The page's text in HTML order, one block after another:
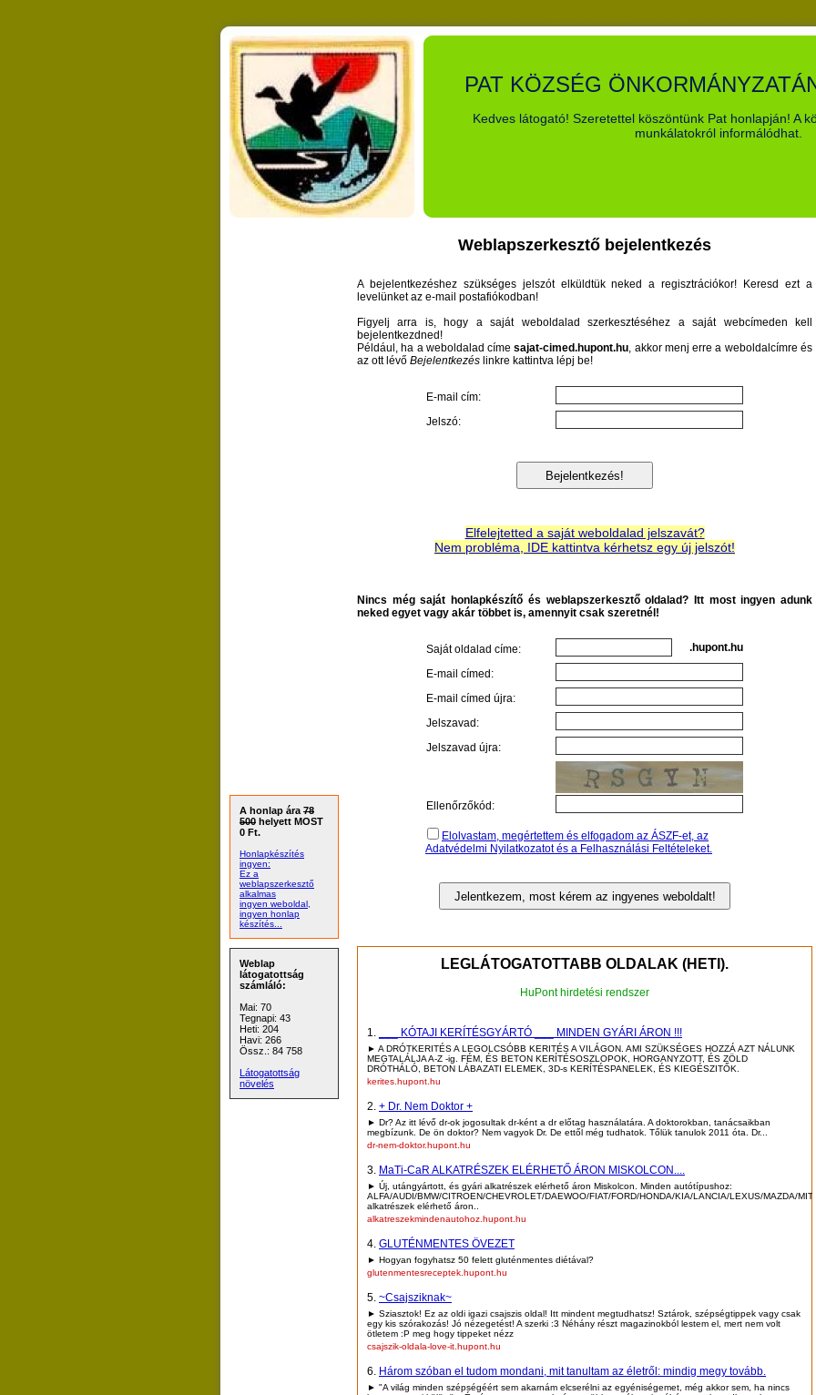
PAT KÖZSÉG
Kedves látogató! Szeretettel köszöntünk Pat honlapján! A
munkálatokról informálódhat.
Weblapszerkesztő bejelentkezés
A bejelentkezéshez szükséges jelszót elküldtük neked a regisztrációkor! Keresd ezt a
levelünket az e-mail postafiókodban!
Figyelj arra is, hogy a saját weboldalad szerkesztéséhez a saját webcímeden kell
bejelentkezdned!
Például, ha a weboldalad címesajat-cimed.hupont.hu, akkor menj erre a weboldalcímre és
az ott lévő Bejelentkezés linkre kattintva lépj be!
E-mail cím:
Jelszó:
Elfelejtetted a saját weboldalad jelszavát?
Nem probléma, IDE kattintva kérhetsz egy új jelszót!
Nincs még saját honlapkészítő és weblapszerkesztő oldalad? Itt most ingyen adunk
neked egyet vagy akár többet is, amennyit csak szeretnél!
Saját oldalad címe: .hupont.hu
E-mail címed:
E-mail címed újra:
Jelszavad:
Jelszavad újra:
Ellenőrzőkód:
Elolvastam, megértettem és elfogadom az ÁSZF-et, az
Adatvédelmi Nyilatkozatot és a Felhasználási Feltételeket.
LEGLÁTOGATOTTABB OLDALAK (HETI).
HuPont hirdetési rendszer
1. ___ KÓTAJI KERÍTÉSGYÁRTÓ ___ MINDEN GYÁRI ÁRON !!!
► A DRÓTKERITÉS A LEGOLCSÓBB KERITÉS A VILÁGON. AMI SZÜKSÉGES HOZZÁ AZT NÁLUNK
MEGTALÁLJA A-Z -ig. FÉM, ÉS BETON KERÍTÉSOSZLOPOK, HORGANYZOTT, ÉS ZÖLD
DRÓTHÁLÓ, BETON LÁBAZATI ELEMEK, 3D-s KERÍTÉSPANELEK, ÉS KIEGÉSZITŐK.
kerites.hupont.hu
2. + Dr. Nem Doktor +
► Dr? Az itt lévő dr-ok jogosultak dr-ként a dr előtag használatára. A doktorokban, tanácsaikban
megbízunk. De ön doktor? Nem vagyok Dr. De ettől még tudhatok. Tőlük tanulok 2011 óta. Dr...
dr-nem-doktor.hupont.hu
3. MaTi-CaR ALKATRÉSZEK ELÉRHETŐ ÁRON MISKOLCON....
► Új, utángyártott, és gyári alkatrészek elérhető áron Miskolcon. Minden autótípushoz:
ALFA/AUDI/BMW/CITROEN/CHEVROLET/DAEWOO/FIAT/FORD/HONDA/KIA/LANCIA/LEXUS/MAZDA/
alkatrészek elérhető áron..
alkatreszekmindenautohoz.hupont.hu
4. GLUTÉNMENTES ÖVEZET
► Hogyan fogyhatsz 50 felett gluténmentes diétával?
glutenmentesreceptek.hupont.hu
5. ~Csajsziknak~
► Sziasztok! Ez az oldi igazi csajszis oldal! Itt mindent megtudhatsz! Sztárok, szépségtippek vagy csak
egy kis szórakozás! Jó nézegetést! A szerki :3 Néhány részt magazinokból lestem el, mert nem volt
ötletem :P meg hogy tippeket nézz
csajszik-oldala-love-it.hupont.hu
6. Három szóban el tudom mondani, mit tanultam az életről: mindig megy tovább.
► "A világ minden szépségéért sem akarnám elcserélni az egyéniségemet, még akkor sem, ha nincs
A honlap ára 78
500 helyett MOST
0 Ft.
Honlapkészítés
ingyen:
Ez a
weblapszerkesztő
alkalmas
ingyen weboldal,
ingyen honlap
készítés...
Weblap
látogatottság
számláló:
Mai: 70
Tegnapi: 43
Heti: 204
Havi: 266
Össz.: 84 758
Látogatottság
növelés